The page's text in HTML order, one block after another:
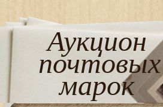
Аукцион
почтовых
марок